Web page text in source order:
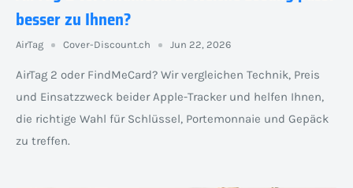
besser zu Ihnen?
AirTag Cover-Discount.ch Jun 22, 2026
AirTag 2 oder FindMeCard? Wir vergleichen Technik, Preis
und Einsatzzweck beider Apple-Tracker und helfen Ihnen,
die richtige Wahl für Schlüssel, Portemonnaie und Gepäck
zu treffen.